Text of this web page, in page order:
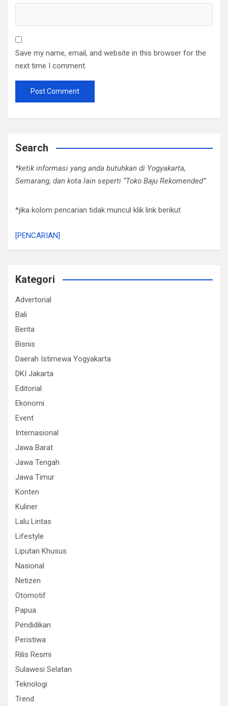
Save my name, email, and website in this browser for the
next time I comment.
Search
*ketik informasi yang anda butuhkan di Yogyakarta,
Semarang, dan kota lain seperti “Toko Baju Rekomended”
*jika kolom pencarian tidak muncul klik link berikut
[PENCARIAN]
Kategori
Advertorial
Bali
Berita
Bisnis
Daerah Istimewa Yogyakarta
DKI Jakarta
Editorial
Ekonomi
Event
Internasional
Jawa Barat
Jawa Tengah
Jawa Timur
Konten
Kuliner
Lalu Lintas
Lifestyle
Liputan Khusus
Nasional
Netizen
Otomotif
Papua
Pendidikan
Peristiwa
Rilis Resmi
Sulawesi Selatan
Teknologi
Trend